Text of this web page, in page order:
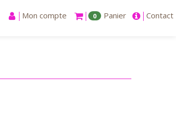
Mon compte 0 Panier Contact